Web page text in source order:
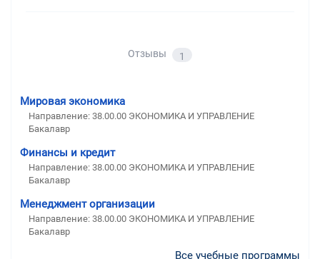
Отзывы 1
Мировая экономика
Направление: 38.00.00 ЭКОНОМИКА И УПРАВЛЕНИЕ
Бакалавр
Финансы и кредит
Направление: 38.00.00 ЭКОНОМИКА И УПРАВЛЕНИЕ
Бакалавр
Менеджмент организации
Направление: 38.00.00 ЭКОНОМИКА И УПРАВЛЕНИЕ
Бакалавр
Все учебные программы